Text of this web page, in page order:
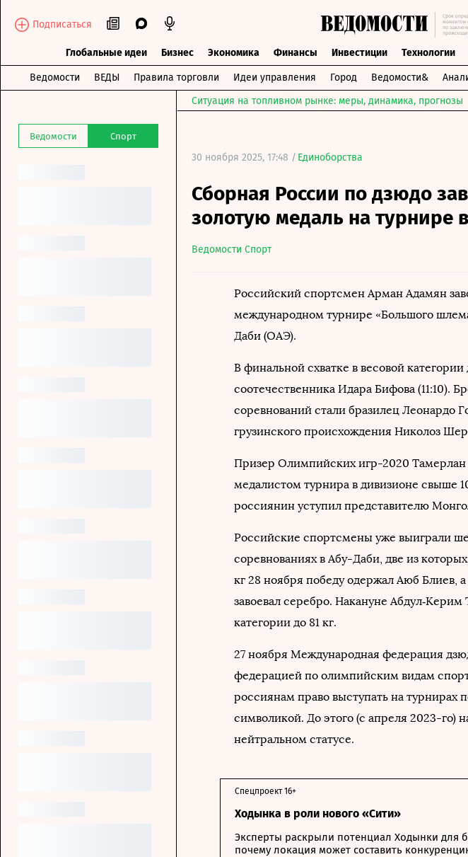
Подписаться
Глобальные идеи Бизнес Экономика Финансы Инвестиции Технологии
Ведомости ВЕДЫ Правила торговли Идеи управления Город Ведомости&
Ведомости Спорт
Ситуация на топливном рынке: меры, динамика, прогнозы
30 ноября 2025, 17:48 / Единоборства
Сборная России по дзюдо
золотую медаль на турнире
Ведомости Спорт
Российский спортсмен Арман Адамян
международном турнире «Большого
Даби (ОАЭ).
В финальной схватке в весовой
соотечественника Идара Бифова (11:10).
соревнований стали бразилец Леонардо
грузинского происхождения Николоз
Призер Олимпийских игр-2020
медалистом турнира в дивизионе свыше
россиянин уступил представителю
Российские спортсмены уже выиграли
соревнованиях в Абу-Даби, две из
кг 28 ноября победу одержал Аюб Блиев,
завоевал серебро. Накануне Абдул‑Керим
категории до 81 кг.
27 ноября Международная федерация
федерацией по олимпийским видам
россиянам право выступать на турнирах
символикой. До этого (с апреля 2023-го)
нейтральном статусе.
Ходынка в роли нового «Сити»
Спецпроект 16+
Эксперты раскрыли потенциал Ходынки для
почему локация может составить